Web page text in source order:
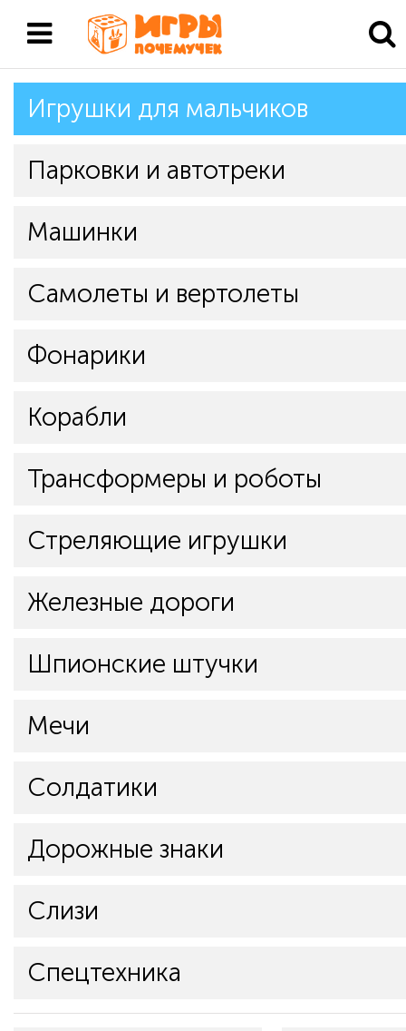
Игрушки для мальчиков
Парковки и автотреки
Машинки
Самолеты и вертолеты
Фонарики
Корабли
Трансформеры и роботы
Стреляющие игрушки
Железные дороги
Шпионские штучки
Мечи
Солдатики
Дорожные знаки
Слизи
Спецтехника